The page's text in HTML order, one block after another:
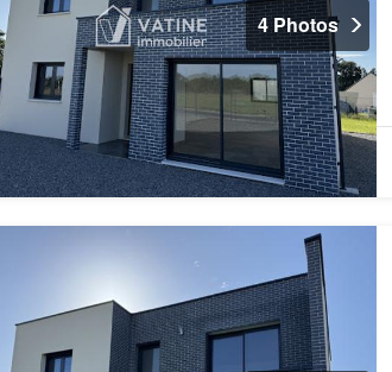
4 Photos